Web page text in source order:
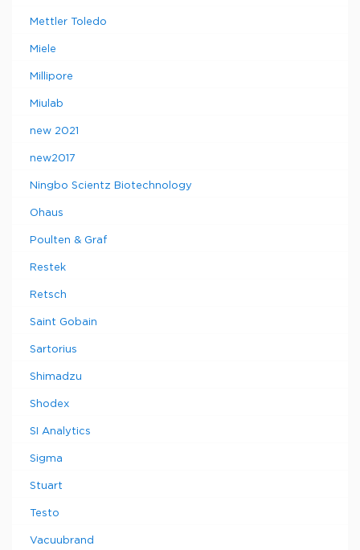
Mettler Toledo
Miele
Millipore
Miulab
new 2021
new2017
Ningbo Scientz Biotechnology
Ohaus
Poulten & Graf
Restek
Retsch
Saint Gobain
Sartorius
Shimadzu
Shodex
SI Analytics
Sigma
Stuart
Testo
Vacuubrand